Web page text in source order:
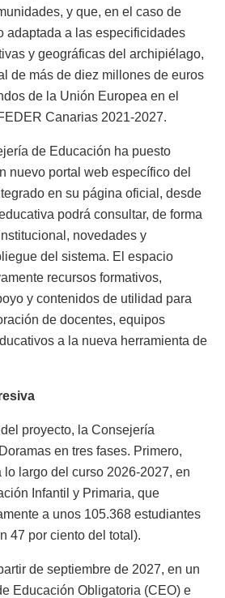
y que, en el caso de
adaptada a las especificidades
y geográficas del archipiélago,
de más de diez millones de euros
de la Unión Europea en el
Canarias 2021-2027.
de Educación ha puesto
nuevo portal web específico del
en su página oficial, desde
podrá consultar, de forma
novedades y
del sistema. El espacio
recursos formativos,
y contenidos de utilidad para
de docentes, equipos
a la nueva herramienta de
proyecto, la Consejería
en tres fases. Primero,
largo del curso 2026-2027, en
Infantil y Primaria, que
a unos 105.368 estudiantes
47 por ciento del total).
de septiembre de 2027, en un
Educación Obligatoria (CEO) e